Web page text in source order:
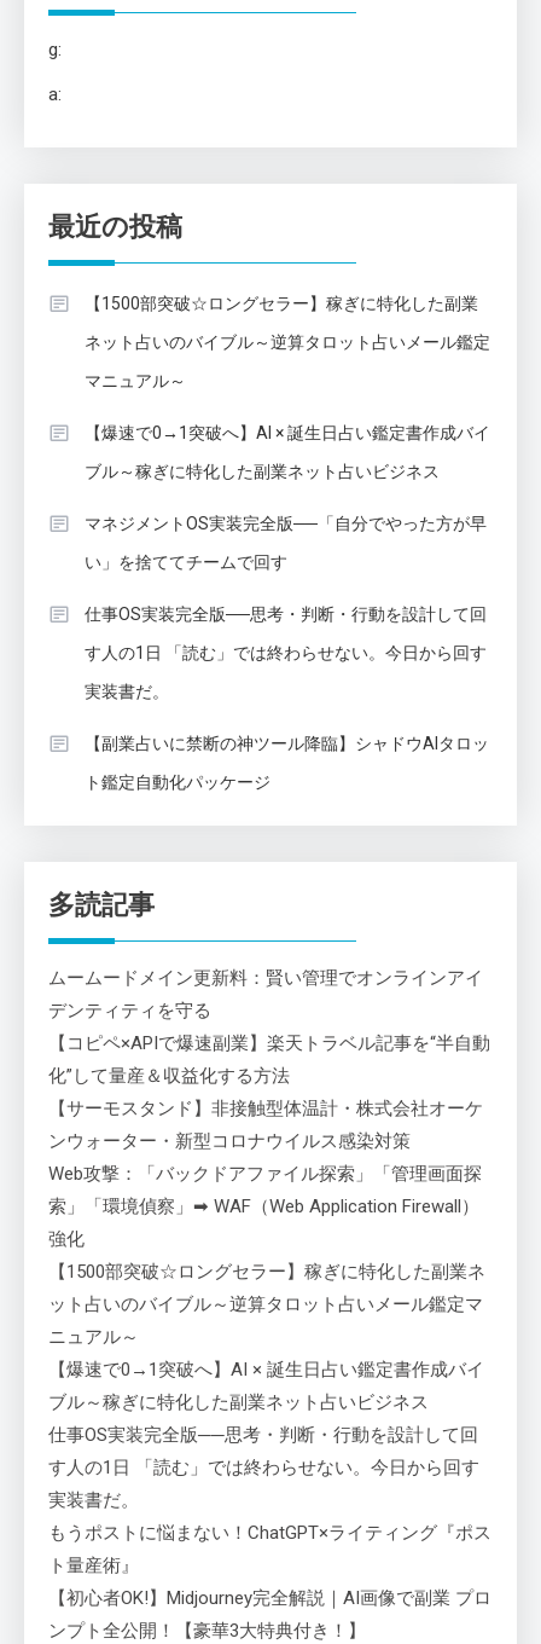
g:
a:
最近の投稿
【1500部突破☆ロングセラー】稼ぎに特化した副業
ネット占いのバイブル～逆算タロット占いメール鑑定
マニュアル～
【爆速で0→1突破へ】AI × 誕生日占い鑑定書作成バイ
ブル～稼ぎに特化した副業ネット占いビジネス
マネジメントOS実装完全版──「自分でやった方が早
い」を捨ててチームで回す
仕事OS実装完全版──思考・判断・行動を設計して回
す人の1日 「読む」では終わらせない。今日から回す
実装書だ。
【副業占いに禁断の神ツール降臨】シャドウAIタロッ
ト鑑定自動化パッケージ
多読記事
ムームードメイン更新料：賢い管理でオンラインアイ
デンティティを守る
【コピペ×APIで爆速副業】楽天トラベル記事を“半自動
化”して量産＆収益化する方法
【サーモスタンド】非接触型体温計・株式会社オーケ
ンウォーター・新型コロナウイルス感染対策
Web攻撃：「バックドアファイル探索」「管理画面探
索」「環境偵察」➡ WAF（Web Application Firewall）
強化
【1500部突破☆ロングセラー】稼ぎに特化した副業ネ
ット占いのバイブル～逆算タロット占いメール鑑定マ
ニュアル～
【爆速で0→1突破へ】AI × 誕生日占い鑑定書作成バイ
ブル～稼ぎに特化した副業ネット占いビジネス
仕事OS実装完全版──思考・判断・行動を設計して回
す人の1日 「読む」では終わらせない。今日から回す
実装書だ。
もうポストに悩まない！ChatGPT×ライティング『ポス
ト量産術』
【初心者OK!】Midjourney完全解説｜AI画像で副業 プロ
ンプト全公開！【豪華3大特典付き！】